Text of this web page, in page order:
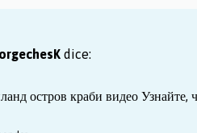
dice:
остров краби видео Узнайте,